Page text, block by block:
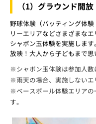
（1）グラウンド開放
野球体験（バッティング体
リーエリアなどさまざまな
シャボン玉体験を実施しま
放映！大人から子どもまで
※シャボン玉体験は参加人数
※雨天の場合、実施しないエ
※ベースボール体験エリアの
す。